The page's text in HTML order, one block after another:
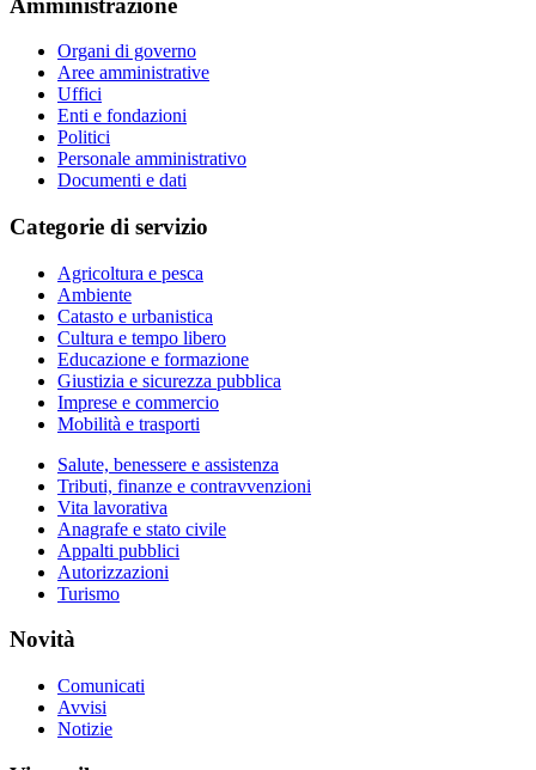
Organi di governo
Aree amministrative
Uffici
Enti e fondazioni
Politici
Personale amministrativo
Documenti e dati
Categorie di servizio
Agricoltura e pesca
Ambiente
Catasto e urbanistica
Cultura e tempo libero
Educazione e formazione
Giustizia e sicurezza pubblica
Imprese e commercio
Mobilità e trasporti
Salute, benessere e assistenza
Tributi, finanze e contravvenzioni
Vita lavorativa
Anagrafe e stato civile
Appalti pubblici
Autorizzazioni
Turismo
Novità
Comunicati
Avvisi
Notizie